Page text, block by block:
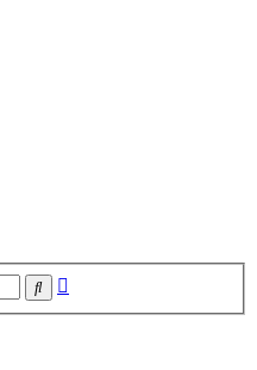
Suche